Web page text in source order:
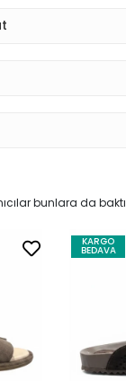
bunlara da baktı
KARGO
BEDAVA